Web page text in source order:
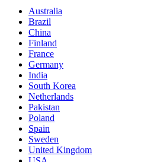
Australia
Brazil
China
Finland
France
Germany
India
South Korea
Netherlands
Pakistan
Poland
Spain
Sweden
United Kingdom